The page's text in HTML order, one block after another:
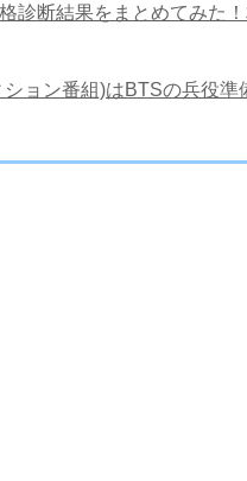
診断結果をまとめてみた
ョン番組)はBTSの兵役